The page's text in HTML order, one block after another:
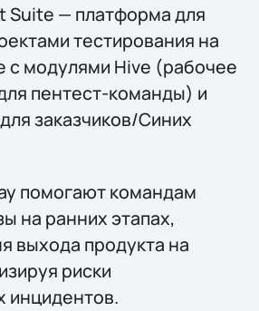
Suite — платформа для
тестирования на
с модулями Hive (рабочее
пентест-команды) и
заказчиков/Синих
помогают командам
на ранних этапах,
выхода продукта на
риски
инцидентов.